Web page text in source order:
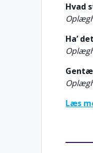
Hvad
Ha’
Læs